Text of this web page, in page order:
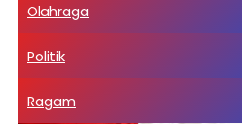
Olahraga
Politik
Ragam